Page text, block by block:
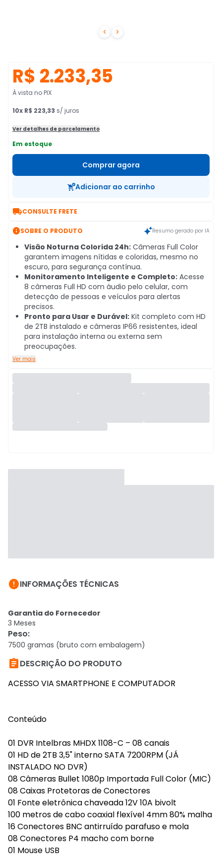
 
R$ 2.233,35
À vista no PIX
10x R$ 223,33 s/ juros
Ver detalhes de parcelamento
Em estoque
Comprar agora
Adicionar ao carrinho
CONSULTE FRETE
SOBRE O PRODUTO Resumo gerado por IA
Visão Noturna Colorida 24h: Câmeras Full Color
garantem imagens nítidas e coloridas, mesmo no
escuro, para segurança contínua.
Monitoramento Inteligente e Completo: Acesse
8 câmeras Full HD com áudio pelo celular, com
detecção de pessoas e veículos para alertas
precisos.
Pronto para Usar e Durável: Kit completo com HD
de 2TB instalado e câmeras IP66 resistentes, ideal
para instalação interna ou externa sem
preocupações.
Ver mais
INFORMAÇÕES TÉCNICAS
Garantia do Fornecedor
3 Meses
Peso:
7500 gramas (bruto com embalagem)
DESCRIÇÃO DO PRODUTO
ACESSO VIA SMARTPHONE E COMPUTADOR
Conteúdo
01 DVR Intelbras MHDX 1108-C – 08 canais
01 HD de 2TB 3,5" interno SATA 7200RPM (JÁ
INSTALADO NO DVR)
08 Câmeras Bullet 1080p Importada Full Color (MIC)
08 Caixas Protetoras de Conectores
01 Fonte eletrônica chaveada 12V 10A bivolt
100 metros de cabo coaxial flexível 4mm 80% malha
16 Conectores BNC antirruído parafuso e mola
08 Conectores P4 macho com borne
01 Mouse USB